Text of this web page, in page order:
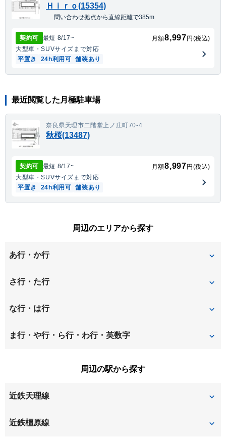
Ｈｉｒｏ(15354)
問い合わせ拠点から直線距離で385m
契約可 最短 8/17~ 月額8,997 円(税込)
大型車・SUVサイズまで対応
平置き
24h利用可 舗装あり
最近閲覧した月極駐車場
奈良県天理市二階堂上ノ庄町70-4
秋桜(13487)
契約可 最短 8/17~ 月額8,997 円(税込)
大型車・SUVサイズまで対応
平置き
24h利用可 舗装あり
周辺のエリアから探す
あ行・か行
岩室町
さ行・た行
杉本町
長安寺町 富堂町
な行・は行
二階堂上ノ庄町 東井戸堂町
ま行・や行・ら行・わ行・英数字
周辺の駅から探す
近鉄天理線
二階堂
近鉄橿原線